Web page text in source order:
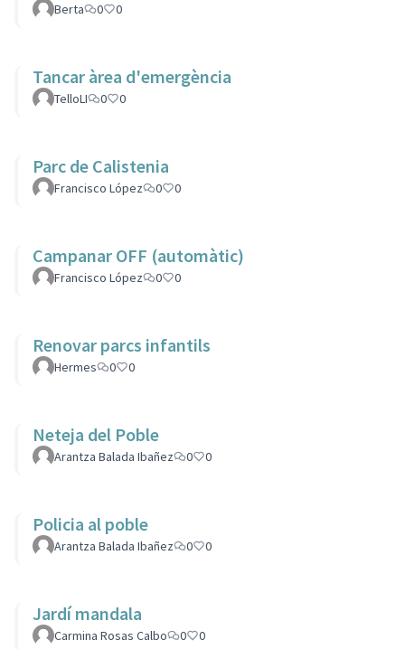
Berta 0 0
Tancar àrea d'emergència
TelloLI 0 0
Parc de Calistenia
Francisco López 0 0
Campanar OFF (automàtic)
Francisco López 0 0
Renovar parcs infantils
Hermes 0 0
Neteja del Poble
Arantza Balada Ibañez 0 0
Policia al poble
Arantza Balada Ibañez 0 0
Jardí mandala
Carmina Rosas Calbo 0 0